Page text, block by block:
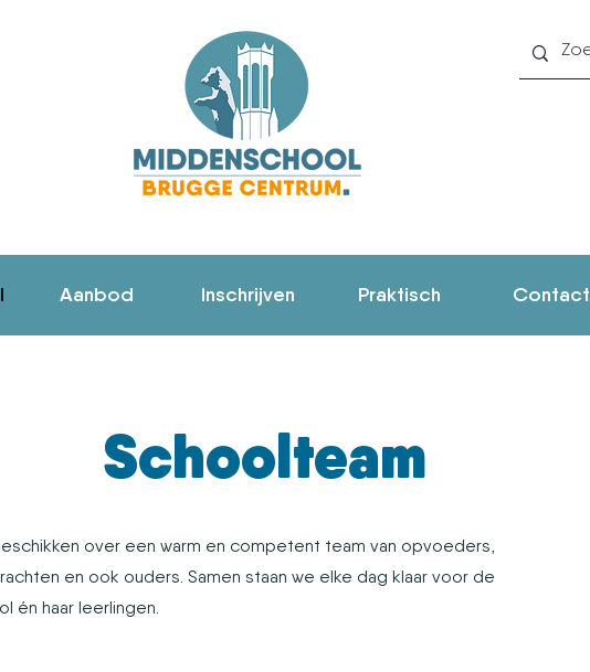
Aanbod Inschrijven Praktisch Contact
Schoolteam
over een warm en competent team van opvoeders,
en ook ouders. Samen staan we elke dag klaar voor de
én haar leerlingen.